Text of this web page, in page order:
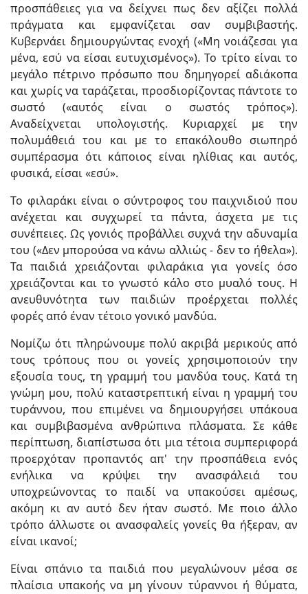
προσπάθειες για να δείχνει πως δεν αξίζει πολλά
πράγματα και εμφανίζεται σαν συμβιβαστής.
Κυβερνάει δημιουργώντας ενοχή («Μη νοιάζεσαι για
μένα, εσύ να είσαι ευτυχισμένος»). Το τρίτο είναι το
μεγάλο πέτρινο πρόσωπο που δημηγορεί αδιάκοπα
και χωρίς να ταράζεται, προσδιορίζοντας πάντοτε το
σωστό («αυτός είναι ο σωστός τρόπος»).
Αναδείχνεται υπολογιστής. Κυριαρχεί με την
πολυμάθειά του και με το επακόλουθο σιωπηρό
συμπέρασμα ότι κάποιος είναι ηλίθιας και αυτός,
φυσικά, είσαι «εσύ».
Το φιλαράκι είναι ο σύντροφος του παιχνιδιού που
ανέχεται και συγχωρεί τα πάντα, άσχετα με τις
συνέπειες. Ως γονιός προβάλλει συχνά την αδυναμία
του («Δεν μπορούσα να κάνω αλλιώς - δεν το ήθελα»).
Τα παιδιά χρειάζονται φιλαράκια για γονείς όσο
χρειάζονται και το γνωστό κάλο στο μυαλό τους. Η
ανευθυνότητα των παιδιών προέρχεται πολλές
φορές από έναν τέτοιο γονικό μανδύα.
Νομίζω ότι πληρώνουμε πολύ ακριβά μερικούς από
τους τρόπους που οι γονείς χρησιμοποιούν την
εξουσία τους, τη γραμμή του μανδύα τους. Κατά τη
γνώμη μου, πολύ καταστρεπτική είναι η γραμμή του
τυράννου, που επιμένει να δημιουργήσει υπάκουα
και συμβιβασμένα ανθρώπινα πλάσματα. Σε κάθε
περίπτωση, διαπίστωσα ότι μια τέτοια συμπεριφορά
προερχόταν προπαντός απ' την προσπάθεια ενός
ενήλικα να κρύψει την ανασφάλειά του
υποχρεώνοντας το παιδί να υπακούσει αμέσως,
ακόμη κι αν αυτό δεν ήταν σωστό. Με ποιο άλλο
τρόπο άλλωστε οι ανασφαλείς γονείς θα ήξεραν, αν
είναι ικανοί;
Είναι σπάνιο τα παιδιά που μεγαλώνουν μέσα σε
πλαίσια υπακοής να μη γίνουν τύραννοι ή θύματα,